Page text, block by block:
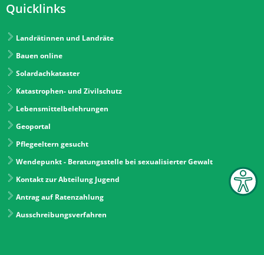
Quicklinks
Landrätinnen und Landräte
Bauen online
Solardachkataster
Katastrophen- und Zivilschutz
Lebensmittelbelehrungen
Geoportal
Pflegeeltern gesucht
Wendepunkt - Beratungsstelle bei sexualisierter Gewalt
Kontakt zur Abteilung Jugend
Antrag auf Ratenzahlung
Ausschreibungsverfahren